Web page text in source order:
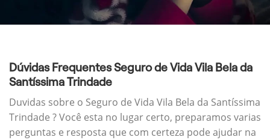
Dúvidas Frequentes Seguro de Vida Vila Bela da
Santíssima Trindade
Duvidas sobre o Seguro de Vida Vila Bela da Santíssima
Trindade ? Você esta no lugar certo, preparamos varias
perguntas e resposta que com certeza pode ajudar na